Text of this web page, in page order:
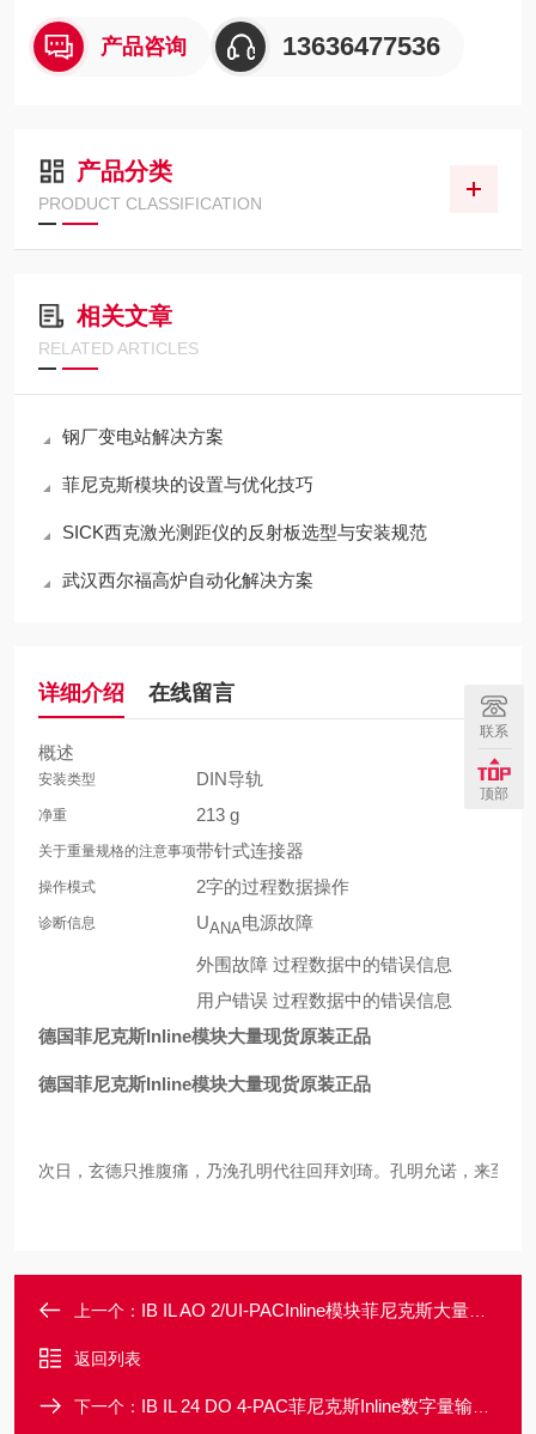
产品咨询 13636477536
产品分类
PRODUCT CLASSIFICATION
相关文章
RELATED ARTICLES
钢厂变电站解决方案
菲尼克斯模块的设置与优化技巧
SICK西克激光测距仪的反射板选型与安装规范
武汉西尔福高炉自动化解决方案
详细介绍 在线留言
概述
安装类型 DIN导轨
净重 213 g
关于重量规格的注意事项带针式连接器
操作模式 2字的过程数据操作
诊断信息 UANA电源故障
外围故障 过程数据中的错误信息
用户错误 过程数据中的错误信息
德国菲尼克斯Inline模块大量现货原装正品
德国菲尼克斯Inline模块大量现货原装正品
次日，玄德只推腹痛，乃浼孔明代往回拜刘琦。孔明允诺，来至公
上一个： IB IL AO 2/UI-PACInline模块菲尼克斯大量现货一级代理
返回列表
下一个： IB IL 24 DO 4-PAC菲尼克斯Inline数字量输出模块当天发货
联系
顶部